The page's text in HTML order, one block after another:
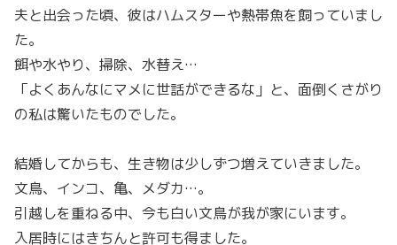
夫と出会った頃、彼はハムスターや熱帯魚を飼っていまし
た。
餌や水やり、掃除、水替え…
「よくあんなにマメに世話ができるな」と、面倒くさがり
の私は驚いたものでした。
結婚してからも、生き物は少しずつ増えていきました。
文鳥、インコ、亀、メダカ…。
引越しを重ねる中、今も白い文鳥が我が家にいます。
入居時にはきちんと許可も得ました。